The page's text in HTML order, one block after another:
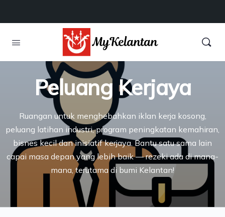
Peluang Kerjaya
Ruangan untuk menghebahkan iklan kerja kosong,
peluang latihan industri, program peningkatan kemahiran,
bisnes kecil dan inisiatif kerjaya. Bantu satu sama lain
capai masa depan yang lebih baik — rezeki ada di mana-
mana, terutama di bumi Kelantan!